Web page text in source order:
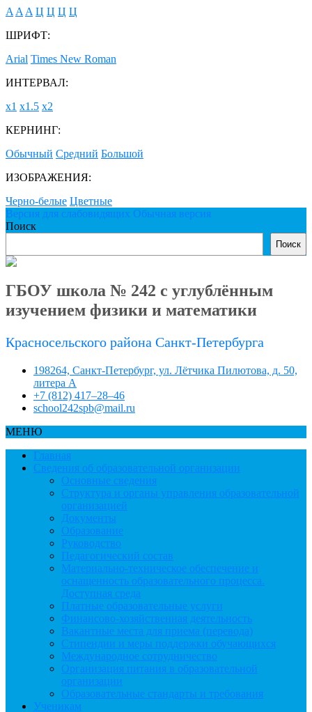
A A A Ц Ц Ц Ц
ШРИФТ:
Arial Times New Roman
ИНТЕРВАЛ:
х1 х1.5 х2
КЕРНИНГ:
Обычный Средний Большой
ИЗОБРАЖЕНИЯ:
Черно-белые Цветные
Версия для слабовидящих Обычная версия
Поиск
Поиск
ГБОУ школа № 242 с углублённым
изучением физики и математики
Красносельского района Санкт-Петербурга
198264, Санкт-Петербург, ул. Лётчика Пилютова, д. 50,
литера А
+7 (812) 417–28–46
school242spb@mail.ru
МЕНЮ
Главная
Сведения об образовательной организации
Основные сведения
Структура и органы управления образовательной
организацией
Документы
Образование
Руководство
Педагогический состав
Материально-техническое обеспечение и
оснащенность образовательного процесса.
Доступная среда
Платные образовательные услуги
Финансово-хозяйственная деятельность
Вакантные места для приема (перевода)
Стипендии и меры поддержки обучающихся
Международное сотрудничество
Организация питания в образовательной
организации
Образовательные стандарты и требования
Ученикам